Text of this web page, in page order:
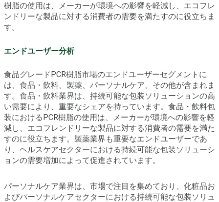
樹脂の使用は、メーカーが環境への影響を軽減し、エコフレ
ンドリーな製品に対する消費者の需要を満たすのに役立ちま
す。
エンドユーザー分析
食品グレードPCR樹脂市場のエンドユーザーセグメントに
は、食品・飲料、製薬、パーソナルケア、その他が含まれま
す。食品・飲料業界は、持続可能な包装ソリューションの高
い需要により、重要なシェアを持っています。食品・飲料包
装におけるPCR樹脂の使用は、メーカーが環境への影響を軽
減し、エコフレンドリーな製品に対する消費者の需要を満た
すのに役立ちます。製薬業界も重要なエンドユーザーであ
り、ヘルスケアセクターにおける持続可能な包装ソリューシ
ョンの需要増加によって促進されています。
パーソナルケア業界は、市場で注目を集めており、化粧品お
よびパーソナルケアセクターにおける持続可能な包装ソリュ